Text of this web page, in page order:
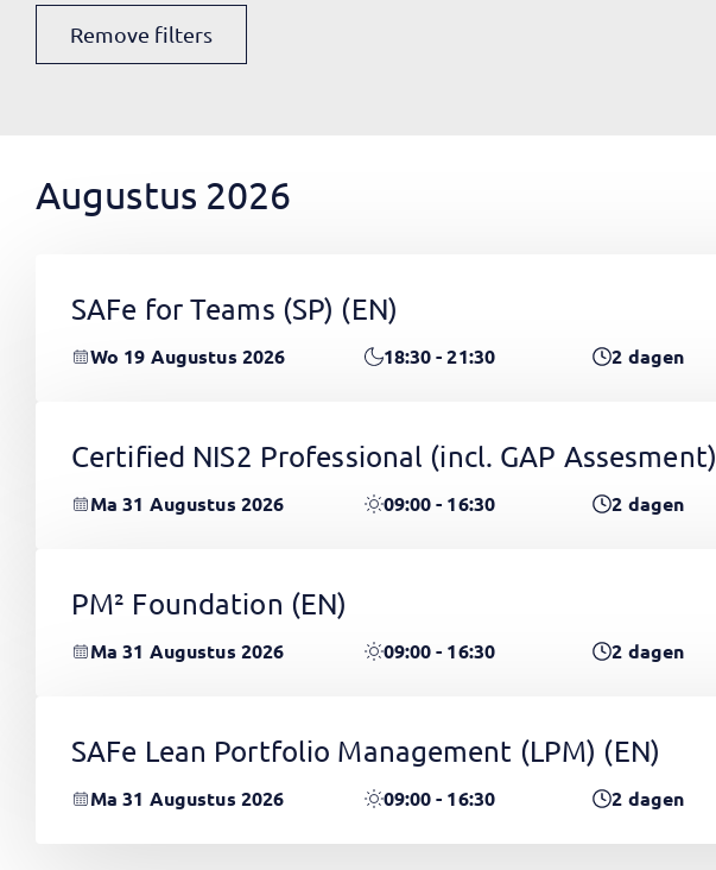
Remove filters
Augustus 2026
SAFe for Teams (SP) (EN)
Wo 19 Augustus 2026 18:30 - 21:30 2 dagen
Certified NIS2 Professional (incl. GAP Assesment)
Ma 31 Augustus 2026 09:00 - 16:30 2 dagen
PM² Foundation (EN)
Ma 31 Augustus 2026 09:00 - 16:30 2 dagen
SAFe Lean Portfolio Management (LPM) (EN)
Ma 31 Augustus 2026 09:00 - 16:30 2 dagen